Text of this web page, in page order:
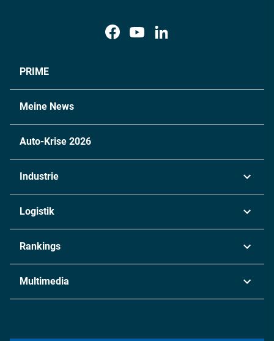
PRIME
Meine News
Auto-Krise 2026
Industrie
Chemie
Metall
Energie
Logistik
Rankings
Multimedia